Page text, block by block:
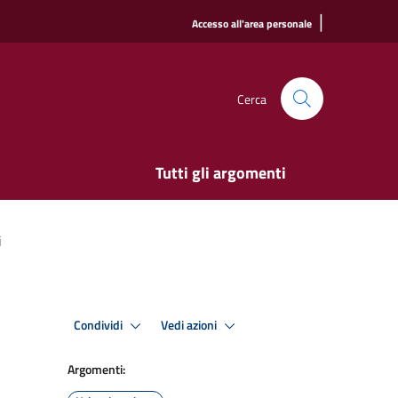
Accesso all'area personale |
Cerca
Tutti gli argomenti
Condividi Vedi azioni
Argomenti: